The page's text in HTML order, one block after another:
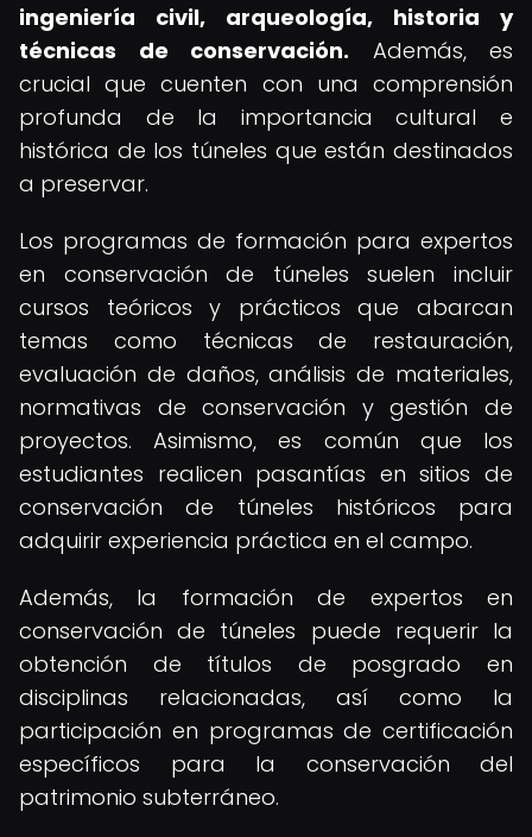
ingeniería civil, arqueología, historia y
técnicas de conservación. Además, es
crucial que cuenten con una comprensión
profunda de la importancia cultural e
histórica de los túneles que están destinados
a preservar.
Los programas de formación para expertos
en conservación de túneles suelen incluir
cursos teóricos y prácticos que abarcan
temas como técnicas de restauración,
evaluación de daños, análisis de materiales,
normativas de conservación y gestión de
proyectos. Asimismo, es común que los
estudiantes realicen pasantías en sitios de
conservación de túneles históricos para
adquirir experiencia práctica en el campo.
Además, la formación de expertos en
conservación de túneles puede requerir la
obtención de títulos de posgrado en
disciplinas relacionadas, así como la
participación en programas de certificación
específicos para la conservación del
patrimonio subterráneo.